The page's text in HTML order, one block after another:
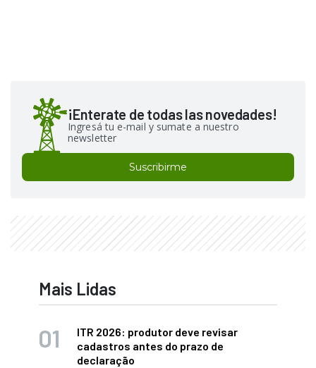
¡Enterate de todas las novedades!
Ingresá tu e-mail y sumate a nuestro
newsletter
Suscribirme
Mais Lidas
ITR 2026: produtor deve revisar
cadastros antes do prazo de
declaração